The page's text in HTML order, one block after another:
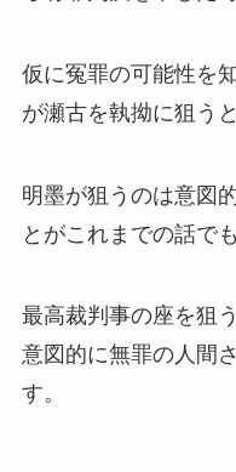
仮に冤罪の可能性を
が瀬古を執拗に狙う
明墨が狙うのは意図
とがこれまでの話で
最高裁判事の座を狙
意図的に無罪の人間
す。